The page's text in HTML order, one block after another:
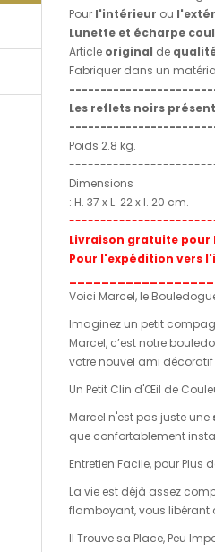
Pour l'intérieur ou
Lunette et écharpe
Article original de
Fabriquer dans un
Les reflets noirs
Poids 2.8 kg.
Dimensions
: H. 37 x L. 22 x l. 20 cm.
Livraison gratuite
Pour l'expédition vers
Voici Marcel, le
Imaginez un petit
Marcel, c’est notre
votre nouvel ami décoratif
Un Petit Clin d'Œil de
Marcel n'est pas juste une
que confortablement
Entretien Facile, pour Plus
La vie est déjà assez
flamboyant, vous libérant
Il Trouve sa Place, Peu